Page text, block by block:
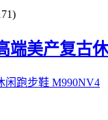
端美产复古